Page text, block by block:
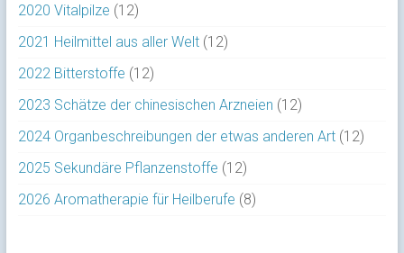
2020 Vitalpilze (12)
2021 Heilmittel aus aller Welt(12)
2022 Bitterstoffe (12)
2023 Schätze der chinesischen Arzneien (12)
2024 Organbeschreibungen der etwas anderen Art(12)
2025 Sekundäre Pflanzenstoffe (12)
2026 Aromatherapie für Heilberufe (8)